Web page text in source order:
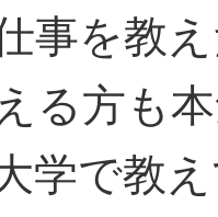
事を教
る方も
学で教